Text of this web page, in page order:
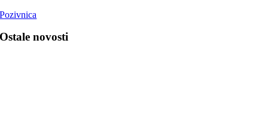
Pozivnica
Ostale novosti